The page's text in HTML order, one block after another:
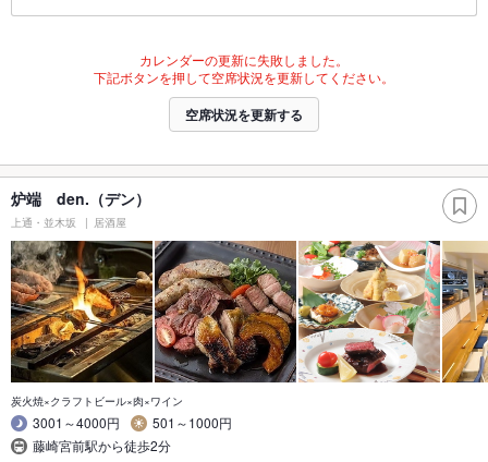
カレンダーの更新に失敗しました。
下記ボタンを押して空席状況を更新してください。
空席状況を更新する
炉端 den.（デン）
上通・並木坂 居酒屋
炭火焼×クラフトビール×肉×ワイン
3001～4000円
501～1000円
藤崎宮前駅から徒歩2分